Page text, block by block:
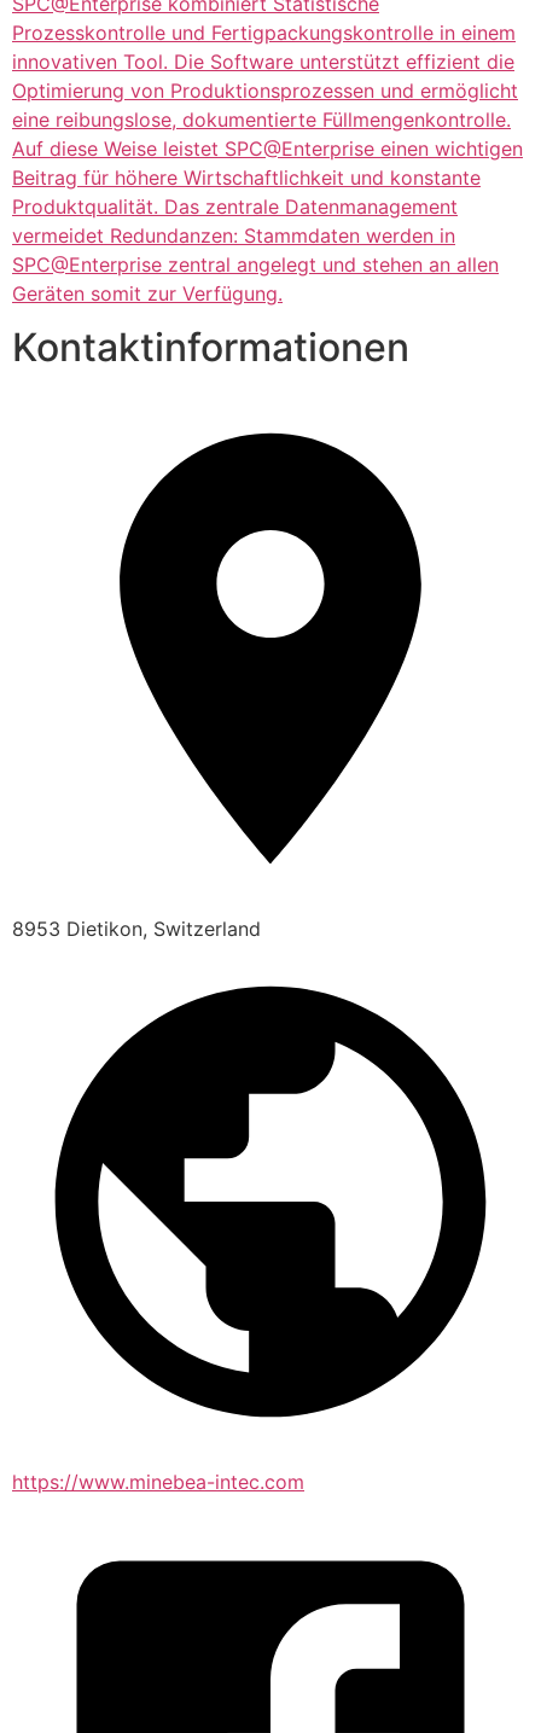
Prozesskontrolle und Fertigpackungskontrolle in einem
innovativen Tool. Die Software unterstützt effizient die
Optimierung von Produktionsprozessen und ermöglicht
eine reibungslose, dokumentierte Füllmengenkontrolle.
Auf diese Weise leistet SPC@Enterprise einen wichtigen
Beitrag für höhere Wirtschaftlichkeit und konstante
Produktqualität. Das zentrale Datenmanagement
vermeidet Redundanzen: Stammdaten werden in
SPC@Enterprise zentral angelegt und stehen an allen
Geräten somit zur Verfügung.
Kontaktinformationen
8953 Dietikon, Switzerland
https://www.minebea-intec.com